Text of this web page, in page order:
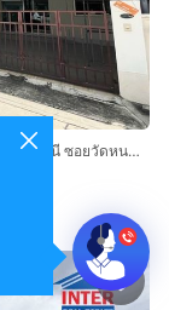
ทาวน์เฮ้าส์ 2 ชั้น 21.4 ตร.ว. หมุ่บ้านโนโว วิลล์ กรุงเทพฯ-ปทุมธานี ซอยวัดหนองปรง ถนนกรุงเทพ-ปทุมธานี ถนนหมายเลข345 เมืองปทุมธานี ปทุมธานี